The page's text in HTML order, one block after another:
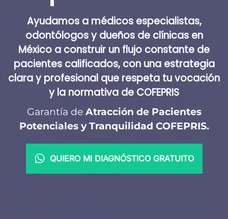
Ayudamos a médicos especialistas,
odontólogos y dueños de clínicasen
México a construir un flujo constante de
pacientes calificados, con una estrategia
clara y profesional que respeta tu vocación
yla normativa de COFEPRIS
Garantía de Atracción de Pacientes
Potenciales y Tranquilidad COFEPRIS.
QUIERO MI DIAGNÓSTICO GRATUITO